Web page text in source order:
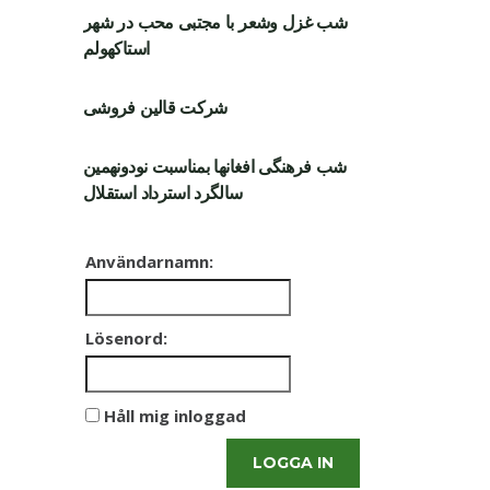
شب غزل وشعر با مجتبی محب در شهر
استاکهولم
شرکت قالین فروشی
شب فرهنگی افغانها بمناسبت نودونهمین
سالگرد استرداد استقلال
Användarnamn:
Lösenord:
Håll mig inloggad
LOGGA IN